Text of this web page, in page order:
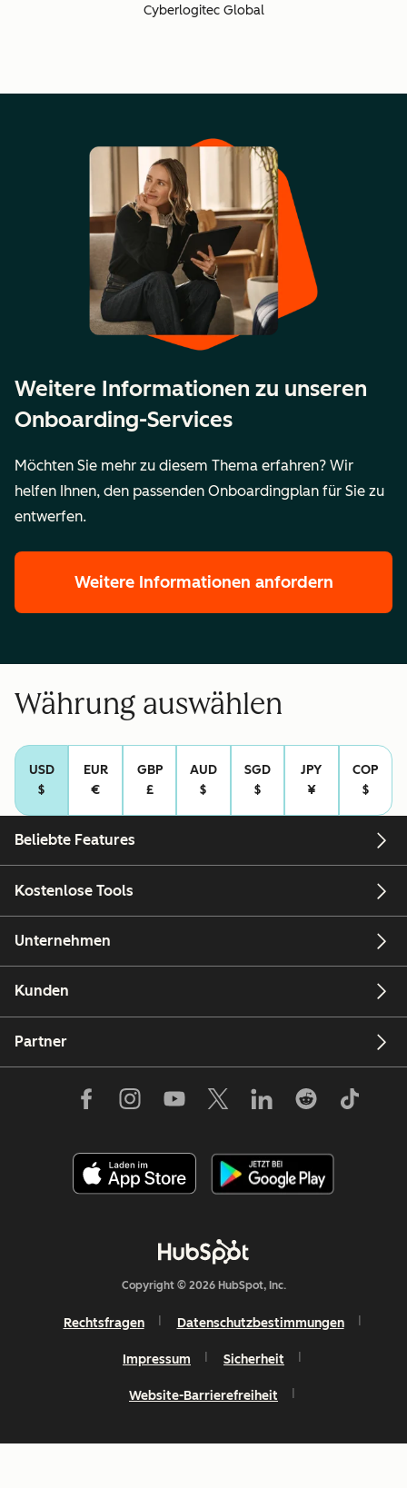
Cyberlogitec Global
Weitere Informationen zu unseren
Onboarding-Services
Möchten Sie mehr zu diesem Thema erfahren? Wir
helfen Ihnen, den passenden Onboardingplan für Sie zu
entwerfen.
Weitere Informationen anfordern
Währung auswählen
USD
$
EUR
€
GBP
£
AUD
$
SGD
$
JPY
¥
COP
$
Beliebte Features
Kostenlose Tools
Unternehmen
Kunden
Partner
Copyright © 2026 HubSpot, Inc.
Rechtsfragen Datenschutzbestimmungen
Impressum Sicherheit
Website-Barrierefreiheit